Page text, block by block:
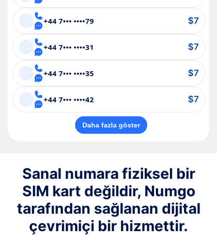
+44 7••• ••••79 $7
+44 7••• ••••31 $7
+44 7••• ••••35 $7
+44 7••• ••••42 $7
Daha fazla göster
Sanal numara fiziksel bir
SIM kart değildir, Numgo
tarafından sağlanan dijital
çevrimiçi bir hizmettir.